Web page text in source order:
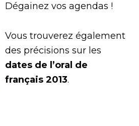
Dégainez vos agendas !
Vous trouverez également
des précisions sur les
dates de l’oral de
français 2013.